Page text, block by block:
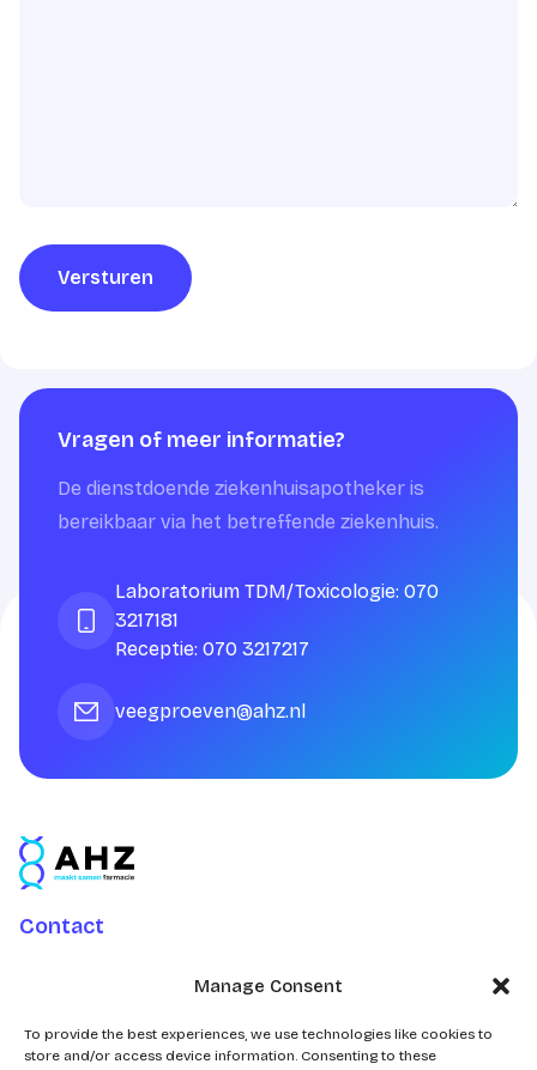
Manage Consent
To provide the best experiences, we use technologies like cookies to
store and/or access device information. Consenting to these
Versturen
Vragen of meer informatie?
De dienstdoende ziekenhuisapotheker is
bereikbaar via het betreffende ziekenhuis.
Laboratorium TDM/Toxicologie: 070
3217181
Receptie: 070 3217217
veegproeven@ahz.nl
Contact
Postbus 43100